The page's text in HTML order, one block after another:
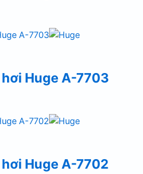
Huge A-7703
Huge A-7702